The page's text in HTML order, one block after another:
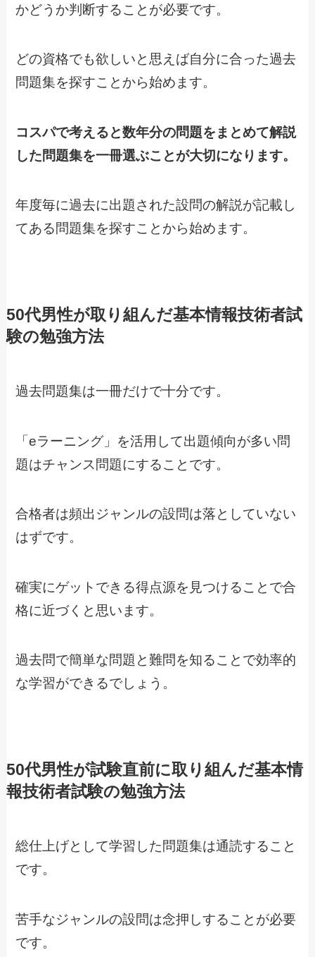
かどうか判断することが必要です。
どの資格でも欲しいと思えば自分に合った過去
問題集を探すことから始めます。
コスパで考えると数年分の問題をまとめて解説
した問題集を一冊選ぶことが大切になります。
年度毎に過去に出題された設問の解説が記載し
てある問題集を探すことから始めます。
50代男性が取り組んだ基本情報技術者試
験の勉強方法
過去問題集は一冊だけで十分です。
「eラーニング」を活用して出題傾向が多い問
題はチャンス問題にすることです。
合格者は頻出ジャンルの設問は落としていない
はずです。
確実にゲットできる得点源を見つけることで合
格に近づくと思います。
過去問で簡単な問題と難問を知ることで効率的
な学習ができるでしょう。
50代男性が試験直前に取り組んだ基本情
報技術者試験の勉強方法
総仕上げとして学習した問題集は通読すること
です。
苦手なジャンルの設問は念押しすることが必要
です。